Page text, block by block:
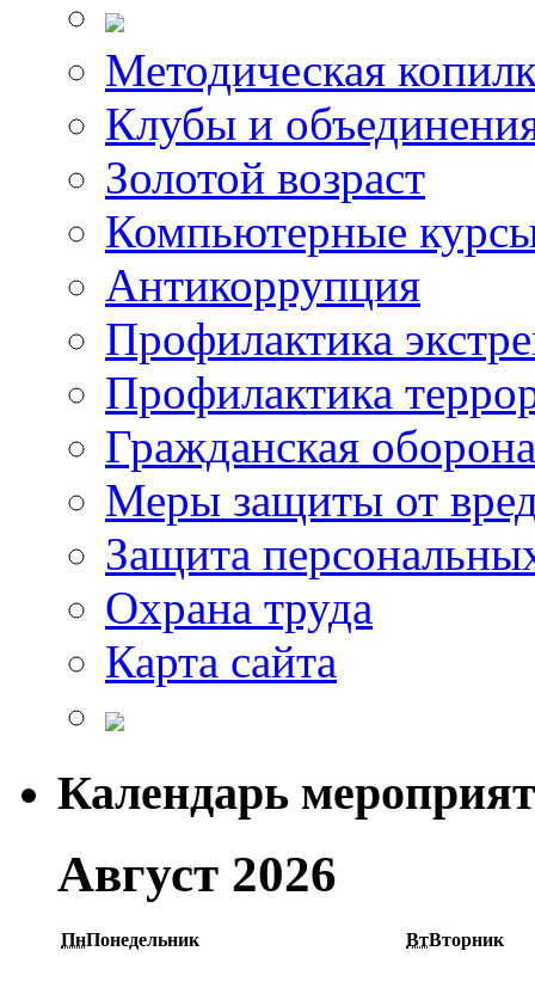
Методическая
Клубы и
Золотой возраст
Компьютерные
Антикоррупция
Профилактика
Профилактика
Гражданская оборона
Меры защиты от
Защита
Охрана труда
Карта сайта
Календарь
Август 2026
ПнПонедельник ВтВторник